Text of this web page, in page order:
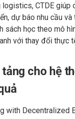
logistics, CTDE giúp
dự báo nhu cầu
sách học theo mô
với thay đổi thực
tảng cho hệ
with Decentralized